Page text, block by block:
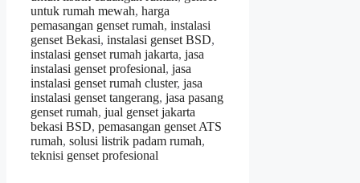
untuk rumah mewah, harga
pemasangan genset rumah, instalasi
genset Bekasi, instalasi genset BSD,
instalasi genset rumah jakarta, jasa
instalasi genset profesional, jasa
instalasi genset rumah cluster, jasa
instalasi genset tangerang, jasa pasang
genset rumah, jual genset jakarta
bekasi BSD, pemasangan genset ATS
rumah, solusi listrik padam rumah,
teknisi genset profesional